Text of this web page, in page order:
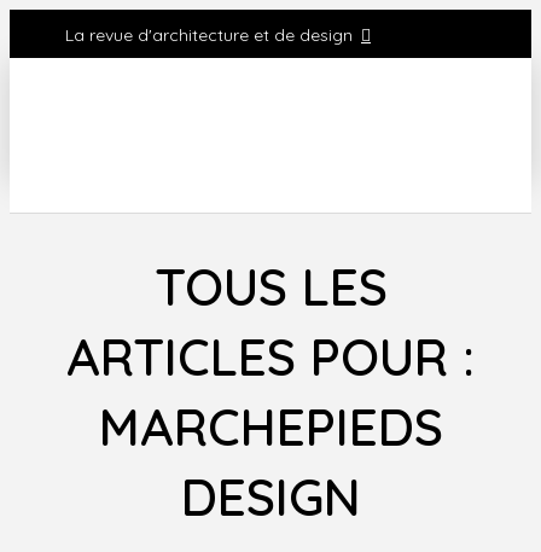
La revue d'architecture et de design
TOUS LES
ARTICLES POUR :
MARCHEPIEDS
DESIGN